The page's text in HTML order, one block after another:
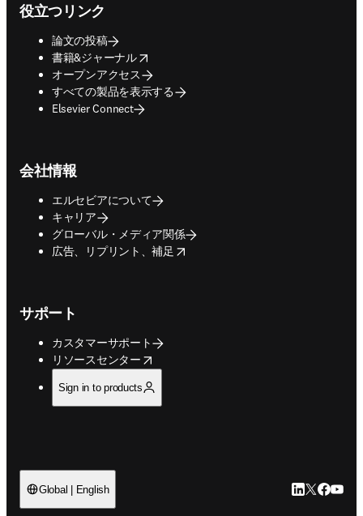
役立つリンク
論文の投稿
書籍&ジャーナル
opens in new tab/window
オープンアクセス
すべての製品を表示する
Elsevier Connect
会社情報
エルセビアについて
キャリア
グローバル・メディア関係
広告、リプリント、補足
opens in new tab/window
サポート
カスタマーサポート
リソースセンター
opens in new tab/window
Sign in to products
Global | English LinkedIn 新
Twitter 新